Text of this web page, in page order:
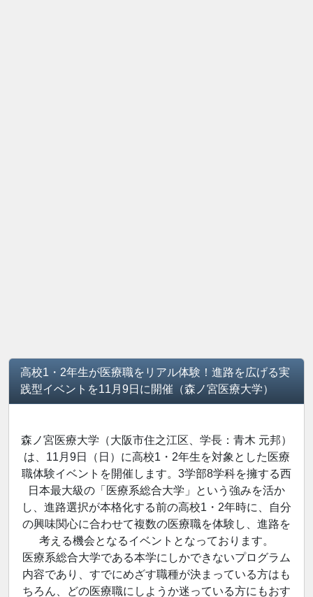
高校1・2年生が医療職をリアル体験！進路を広げる実
践型イベントを11月9日に開催（森ノ宮医療大学）
森ノ宮医療大学（大阪市住之江区、学長：青木 元邦）
は、11月9日（日）に高校1・2年生を対象とした医療
職体験イベントを開催します。3学部8学科を擁する西
日本最大級の「医療系総合大学」という強みを活か
し、進路選択が本格化する前の高校1・2年時に、自分
の興味関心に合わせて複数の医療職を体験し、進路を
考える機会となるイベントとなっております。
医療系総合大学である本学にしかできないプログラム
内容であり、すでにめざす職種が決まっている方はも
ちろん、どの医療職にしようか迷っている方にもおす